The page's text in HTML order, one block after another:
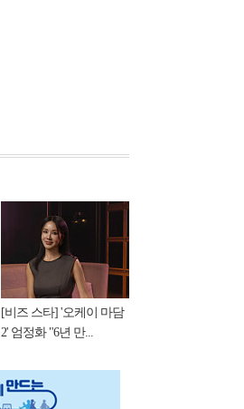
[비즈 스타] '오케이 마담
2' 엄정화 "6년 만...